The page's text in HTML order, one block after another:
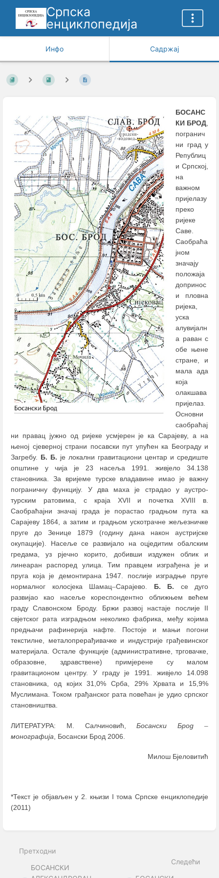
Српска
енциклопедија
Инфо Садржај
БОСАНС
КИ БРОД,
погранич
ни град у
Републиц
и Српској,
на
важном
пријелазу
преко
ријеке
Саве.
Саобраћа
јном
значају
положаја
допринос
и пловна
ријека,
уска
алувијалн
а раван с
обе њене
стране, и
мала ада
која
олакшава
пријелаз.
Основни
саобраћај
ни правац јужно од ријеке усмјерен је ка Сарајеву, а на
њеној сјеверној страни посавски пут упућен ка Београду и
Загребу. Б. Б. је локални гравитациони центар и средиште
општине у чија је 23 насеља 1991. живјело 34.138
становника. За вријеме турске владавине имао је важну
пограничну функцију. У два маха је страдао у аустро-
турским ратовима, с краја XVII и почетка XVIII в.
Саобраћајни значај града је порастао градњом пута ка
Сарајеву 1864, а затим и градњом ускотрачне жељезничке
пруге до Зенице 1879 (годину дана након аустријске
окупације). Насеље се развијало на оцједитим обалским
гредама, уз рјечно корито, добивши издужен облик и
линеаран распоред улица. Тим правцем изграђена је и
пруга која је демонтирана 1947. послије изградње пруге
нормалног колосјека Шамац–Сарајево. Б. Б. се дуго
развијао као насеље кореспондентно оближњем већем
граду Славонском Броду. Бржи развој настаје послије II
свјетског рата изградњом неколико фабрика, међу којима
предњачи рафинерија нафте. Постоје и мањи погони
текстилне, металопрерађивачке и индустрије грађевинског
материјала. Остале функције (административне, трговачке,
образовне, здравствене) примјерене су малом
гравитационом центру. У граду је 1991. живјело 14.098
становника, од којих 31,0% Срба, 29% Хрвата и 15,9%
Муслимана. Током грађанског рата повећан је удио српског
становништва.
ЛИТЕРАТУРА: М. Салчиновић,Босански Брод–
монографија , Босански Брод 2006.
Милош Бјеловитић
*Текст је објављен у 2. књизи I тома Српске енциклопедије
(2011)
mode
Претходни
БОСАНСКИ
Следећи